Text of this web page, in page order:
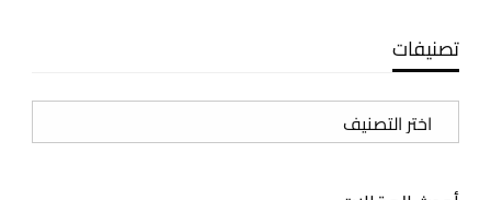
تصنيفات
تصنيفات